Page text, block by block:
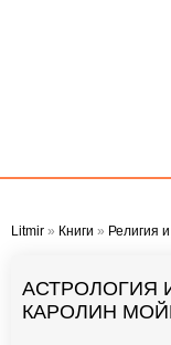
Litmir » Книги » Религия
АСТРОЛОГИЯ
КАРОЛИН